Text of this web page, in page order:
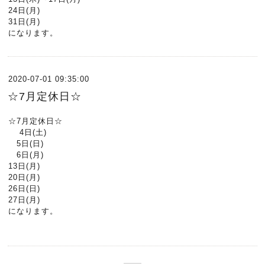
24日(月)
31日(月)
になります。
2020-07-01 09:35:00
☆7月定休日☆
☆7月定休日☆
4日(土)
5日(日)
6日(月)
13日(月)
20日(月)
26日(日)
27日(月)
になります。